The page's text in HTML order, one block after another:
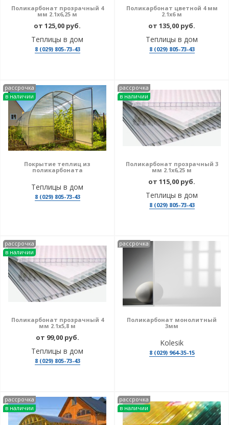
Поликарбонат прозрачный 4
мм 2.1х6,25 м
от 125,00 руб.
Теплицы в дом
8 (029) 805-73-43
Поликарбонат цветной 4 мм
2.1х6 м
от 135,00 руб.
Теплицы в дом
8 (029) 805-73-43
рассрочка
в наличии
Покрытие теплиц из
поликарбоната
Теплицы в дом
8 (029) 805-73-43
рассрочка
в наличии
Поликарбонат прозрачный 3
мм 2.1х6,25 м
от 115,00 руб.
Теплицы в дом
8 (029) 805-73-43
рассрочка
в наличии
Поликарбонат прозрачный 4
мм 2.1х5,8 м
от 99,00 руб.
Теплицы в дом
8 (029) 805-73-43
рассрочка
Поликарбонат монолитный
3мм
Kolesik
8 (029) 964-35-15
рассрочка
в наличии
рассрочка
в наличии